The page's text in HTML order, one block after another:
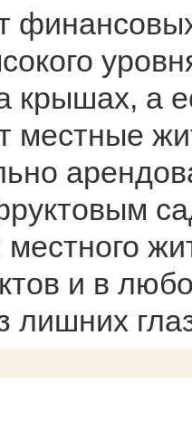
крышах, а
местные
и в
лишних